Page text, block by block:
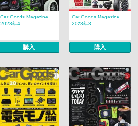
Car Goods Magazine
2023年4...
購入
Car Goods Magazine
2023年3...
購入